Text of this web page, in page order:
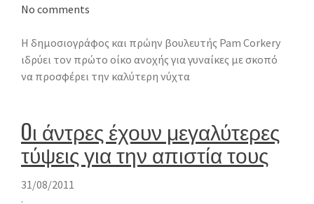
No comments
Η δημοσιογράφος και πρώην βουλευτής Pam Corkery
ιδρύει τον πρώτο οίκο ανοχής για γυναίκες με σκοπό
να προσφέρει την καλύτερη νύχτα
Oι άντρες έχουν μεγαλύτερες
τύψεις για την απιστία τους
31/08/2011
·